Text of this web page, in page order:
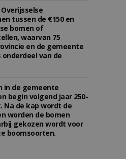
tussen de €150 en
bomen of
waarvan 75
en de gemeente
van de
in de gemeente
begin volgend jaar 250-
Na de kap wordt de
worden de bomen
gekozen wordt voor
boomsoorten.